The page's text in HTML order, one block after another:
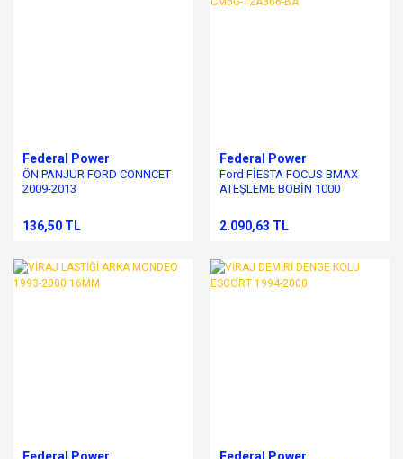
Federal Power
ÖN PANJUR FORD CONNCET
2009-2013
136,50 TL
Federal Power
Ford FİESTA FOCUS BMAX
ATEŞLEME BOBİN 1000
2.090,63 TL